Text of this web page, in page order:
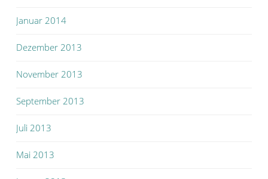
Januar 2014
Dezember 2013
November 2013
September 2013
Juli 2013
Mai 2013